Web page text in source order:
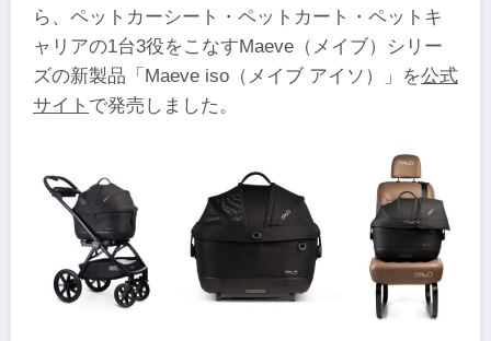
ら、ペットカーシート・ペットカート・ペットキ
ャリアの1台3役をこなすMaeve（メイブ）シリー
ズの新製品「Maeve iso（メイブ アイソ）」を公式
サイト で発売しました。